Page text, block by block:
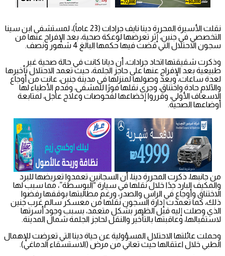
نقلت الأسيرة المحررة دينا نايف جرادات (23 عاماً)، لمستشفى ابن سينا
التخصصي في جنين، إثر تعرضها لوعكة صحية، بعد الإفراج عنها من
سجون الاحتلال التي قضت فيها حكمها البالغ 4 شهور ونصف.
وذكرت شقيقتها اتحاد جرادات، أن ديانا كانت في حالة صحية غير
طبيعية بعد الإفراج عنها على حاجز الجلمة، حيث تعمد الاحتلال تأخيرها
لعدة ساعات، وبعد وصولها لمنزلها في مدينة جنين، عانت من أوجاع
والآلام حادة واختناق، وجرى نقلها فورًا للمشفى، وقدم الأطباء لها
الاسعاف الأولي، وقرروا إخضاعها لفحوصات وعلاج عاجل، لمتابعة
أوضاعها الصحية.
من جانبها، ذكرت المحررة دينا، أن السجانين تعمدوا تعريضها للبرد
والمكيف البارد جدًا خلال نقلها في سيارة “البوسطة”، مما سبب لها
الاختناق وأوجاع في الراس والصدر، ورغم مطالبتها بوقفها رفضوا
ذلك، كما تعمدت إدارة السجون نقلها من معسكر سالم غرب جنين
الذي وصلت إليه قبل الظهر بشكل متعمد، بسبب وجود أسرتها
لاستقبالها، وعاقبتها بالتأخير والنقل لحاجز الجلمة شمال المدينة.
وحملت عائلتها الاحتلال المسؤولية عن حياة دينا التي تعرضت للإهمال
الطبي خلال اعتقالها حيث تعاني من مرض (الاستسقاء الدماغي).